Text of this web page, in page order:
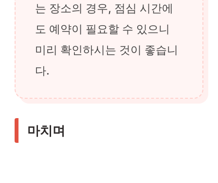
는 장소의 경우, 점심 시간에
도 예약이 필요할 수 있으니
미리 확인하시는 것이 좋습니
다.
마치며